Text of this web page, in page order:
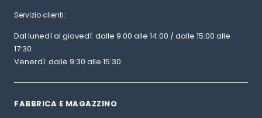
Servizio clienti:
Dal lunedì al giovedì: dalle 9:00 alle 14:00 / dalle 15:00 alle
17:30
Venerdì: dalle 9:30 alle 15:30
FABBRICA E MAGAZZINO